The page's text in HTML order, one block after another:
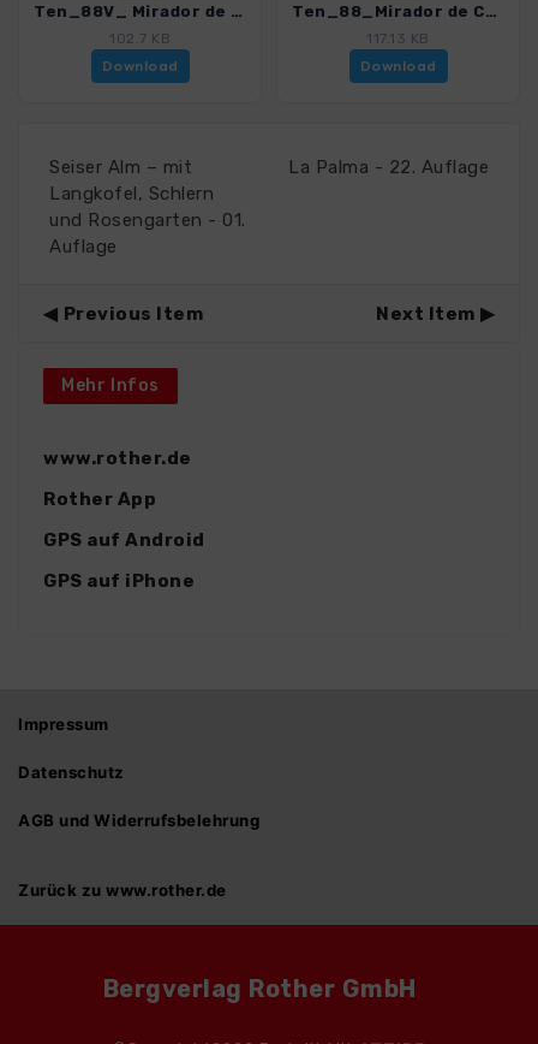
Ten_88V_ Mirador de Chio - Pico Viejo.gpx
102.7 KB
Download
Ten_88_Mirador de Chio - Pico Viejo.gpx
117.13 KB
Download
Seiser Alm – mit
Langkofel, Schlern
und Rosengarten - 01.
Auflage
La Palma - 22. Auflage
Previous Item Next Item
Mehr Infos
www.rother.de
Rother App
GPS auf Android
GPS auf iPhone
Impressum
Datenschutz
AGB und Widerrufsbelehrung
Zurück zu www.rother.de
Bergverlag Rother GmbH